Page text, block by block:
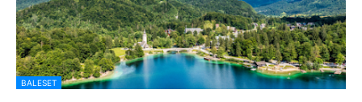
BALESET